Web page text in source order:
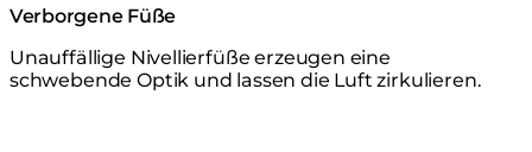
Verborgene Füße
Unauffällige Nivellierfüße erzeugen eine
schwebende Optik und lassen die Luft zirkulieren.